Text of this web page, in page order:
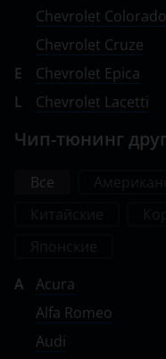
Chevrolet Colorado
Chevrolet Cruze
E
Chevrolet Epica
L
Chevrolet Lacetti
Чип-тюнинг
Все
A
Acura
Alfa Romeo
Audi